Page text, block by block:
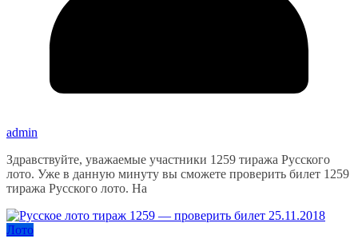
admin
Здравствуйте, уважаемые участники 1259 тиража Русского
лото. Уже в данную минуту вы сможете проверить билет 1259
тиража Русского лото. На
Лото